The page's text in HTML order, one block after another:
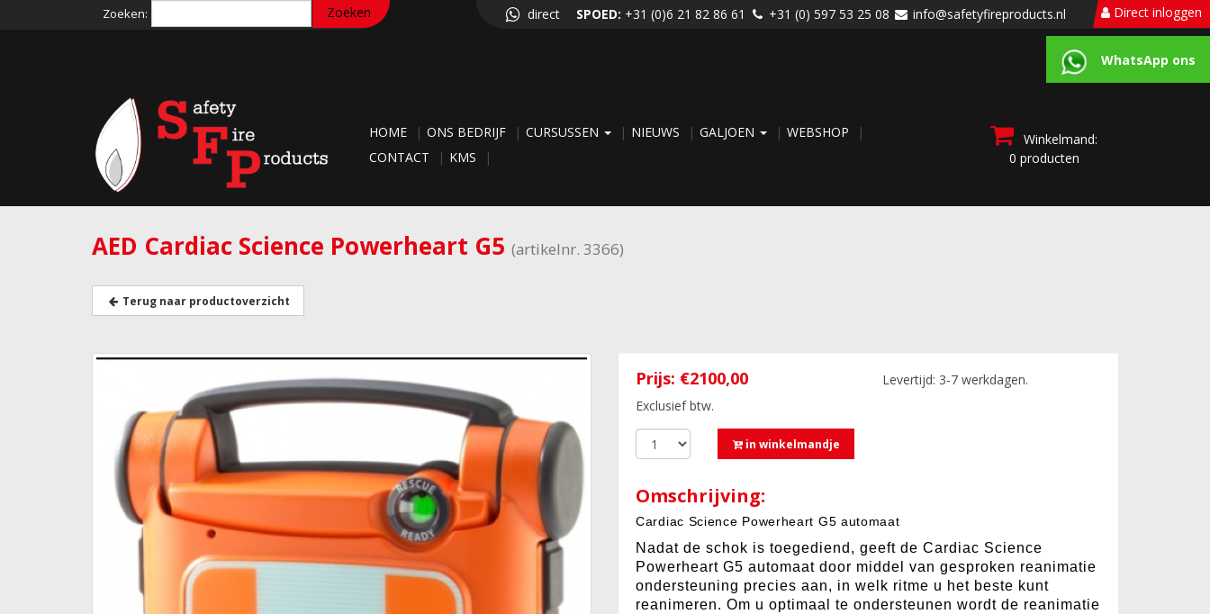
Zoeken: direct SPOED: +31 (0)6 21 82 86 61 +31 (0) 597 53 25 08 info@safetyfireproducts.nl Direct inloggen
WhatsApp ons
HOME ONS BEDRIJF CURSUSSEN NIEUWS GALJOEN
WEBSHOP
CONTACT
KMS
Winkelmand:
0 producten
AED Cardiac Science Powerheart G5 (artikelnr. 3366)
Terug naar productoverzicht
Prijs: €2100,00
Exclusief btw.
in winkelmandje
Levertijd: 3-7 werkdagen.
Omschrijving:
Cardiac Science Powerheart G5 automaat
Nadat de schok is toegediend, geeft de Cardiac Science
Powerheart G5 automaat door middel van gesproken reanimatie
ondersteuning precies aan, in welk ritme u het beste kunt
reanimeren. Om u optimaal te ondersteunen wordt de reanimatie